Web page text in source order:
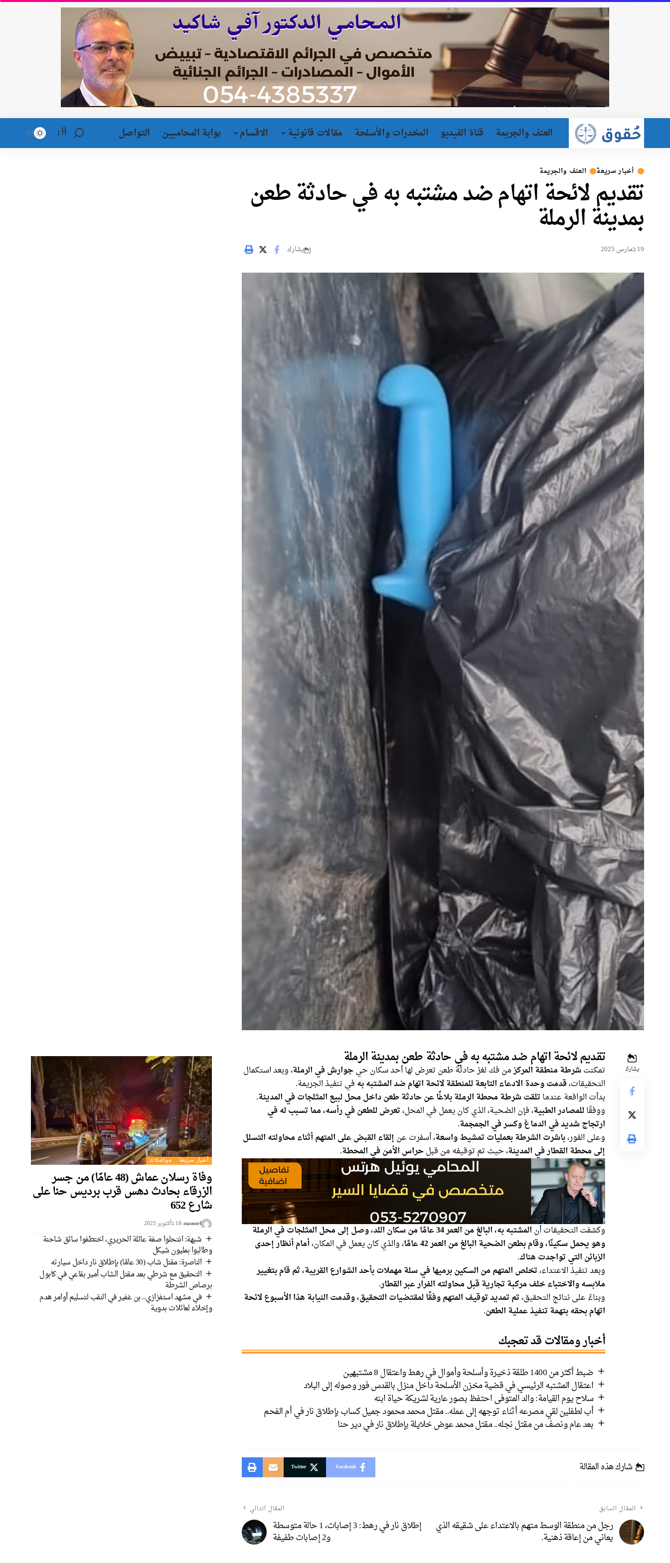
العنف والجريمة قناة الفيديو المخدرات والأسلحة مقالات قانونية الاقسام بوابة المحاميين التواصل أأ
أخبار سريعة العنف والجريمة
تقديم لائحة اتهام ضد مشتبه به في حادثة طعن
بمدينة الرملة
19 בمارس 2025 يشارك
يشارك
تقديم لائحة اتهام ضد مشتبه به في حادثة طعن بمدينة الرملة
تمكنتشرطة منطقة المركزمن فك لغز حادثة طعن تعرض لها أحد سكان حيجوارش في الرملة، وبعد استكمال
التحقيقات،قدمت وحدة الادعاء التابعة للمنطقة لائحة اتهام ضد المشتبه به في تنفيذ الجريمة.
بدأت الواقعة عندماتلقت شرطة محطة الرملة بلاغًا عن حادثة طعن داخل محل لبيع المثلجات في المدينة.
ووفقًا للمصادر الطبية، فإن الضحية، الذي كان يعمل في المحل،تعرض للطعن في رأسه، مما تسبب له في
ارتجاج شديد في الدماغ وكسر في الجمجمة.
وعلى الفور،باشرت الشرطة بعمليات تمشيط واسعة، أسفرت عن إلقاء القبض على المتهم أثناء محاولته التسلل
إلى محطة القطار في المدينة، حيث تم توقيفه من قبلحراس الأمن في المحطة.
وكشفت التحقيقات أن
المشتبه به، البالغ من العمر 34 عامًا من سكان اللد، وصل إلى محل المثلجات في الرملة
وهو يحمل سكينًا، وقام بطعن الضحية البالغ من العمر 42 عامًا
، والذي كان يعمل في المكان،أمام أنظار إحدى
الزبائن التي تواجدت هناك.
وبعد تنفيذ الاعتداء،تخلص المتهم من السكين برميها في سلة مهملات بأحد الشوارع القريبة، ثم قام بتغيير
ملابسه والاختباء خلف مركبة تجارية قبل محاولته الفرار عبر القطار.
وبناءً على نتائج التحقيق،تم تمديد توقيف المتهم وفقًا لمقتضيات التحقيق، وقدمت النيابة هذا الأسبوع لائحة
اتهام بحقه بتهمة تنفيذ عملية الطعن.
أخبار ومقالات قد تعجبك
ضبط أكثر من 1400 طلقة ذخيرة وأسلحة وأموال في رهط واعتقال 8 مشتبهين
اعتقال المشتبه الرئيسي في قضية مخزن الأسلحة داخل منزل بالقدس فور وصوله إلى البلاد
سلاح يوم القيامة: والد المتوفى احتفظ بصور عارية لشريكة حياة ابنه
أب لطفلين لقي مصرعه أثناء توجهه إلى عمله.. مقتل محمد محمود جميل كساب بإطلاق نار في أم الفحم
بعد عام ونصف من مقتل نجله.. مقتل محمد عوض خلايلة بإطلاق نار في دير حنا
شارك هذه المقالة Facebook
Twitter
المقال السابق
رجل من منطقة الوسط متهم بالاعتداء على شقيقه الذي
يعاني من إعاقة ذهنية.
المقال التالي
إطلاق نار في رهط: 3 إصابات، 1 حالة متوسطة
و2 إصابات طفيفة
أخبار سريعة مواصلات
وفاة رسلان عماش (48 عامًا) من جسر
الزرقاء بحادث دهس قرب برديس حنا على
شارع 652
mansorf18 בأكتوبر 2025
شبهة: انتحلوا صفة عائلة الحريري، اختطفوا سائق شاحنة
وطالبوا بمليون شيكل
الناصرة: مقتل شاب (30 عامًا) بإطلاق نار داخل سيارته
التحقيق مع شرطي بعد مقتل الشاب أمير بقاعي في كابول
برصاص الشرطة
في مشهد استفزازي.. بن غفير في النقب لتسليم أوامر هدم
وإخلاء لعائلات بدوية